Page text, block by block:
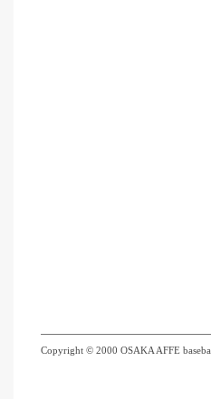
Copyright © 2000 OSAKA AFFE